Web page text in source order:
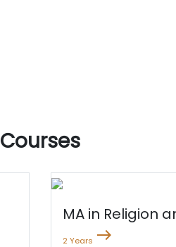
Courses
MA in Religion
2 Years east